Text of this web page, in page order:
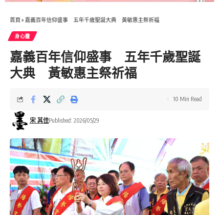
首頁 » 嘉義百年信仰盛事 五年千歲聖誕大典 黃敏惠主祭祈福
身心𩆜
嘉義百年信仰盛事 五年千歲聖誕
大典 黃敏惠主祭祈福
宋 其佳Published: 2026/05/29
10 Min Read